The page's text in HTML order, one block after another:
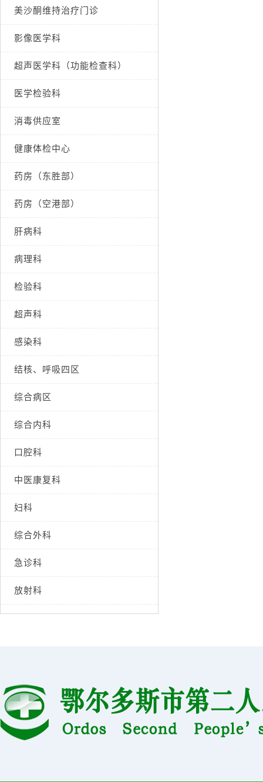
美沙酮维持治疗门诊
影像医学科
超声医学科（功能检查科）
医学检验科
消毒供应室
健康体检中心
药房（东胜部）
药房（空港部）
肝病科
病理科
检验科
超声科
感染科
结核、呼吸四区
综合病区
综合内科
口腔科
中医康复科
妇科
综合外科
急诊科
放射科